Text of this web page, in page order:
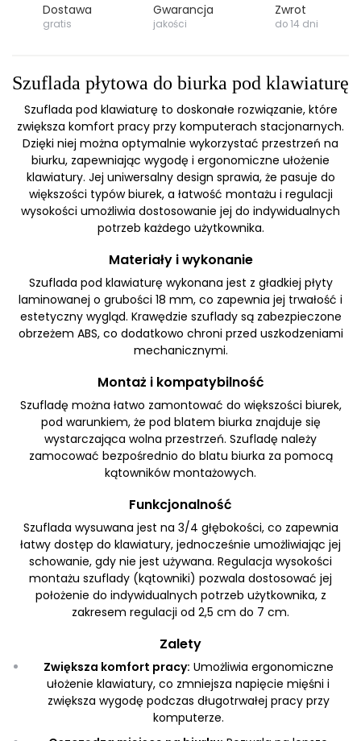
Dostawa
gratis
Gwarancja
jakości
Zwrot
do 14 dni
Szuflada płytowa do biurka pod klawiaturę
Szuflada pod klawiaturę to doskonałe rozwiązanie, które
zwiększa komfort pracy przy komputerach stacjonarnych.
Dzięki niej można optymalnie wykorzystać przestrzeń na
biurku, zapewniając wygodę i ergonomiczne ułożenie
klawiatury. Jej uniwersalny design sprawia, że pasuje do
większości typów biurek, a łatwość montażu i regulacji
wysokości umożliwia dostosowanie jej do indywidualnych
potrzeb każdego użytkownika.
Materiały i wykonanie
Szuflada pod klawiaturę wykonana jest z gładkiej płyty
laminowanej o grubości 18 mm, co zapewnia jej trwałość i
estetyczny wygląd. Krawędzie szuflady są zabezpieczone
obrzeżem ABS, co dodatkowo chroni przed uszkodzeniami
mechanicznymi.
Montaż i kompatybilność
Szufladę można łatwo zamontować do większości biurek,
pod warunkiem, że pod blatem biurka znajduje się
wystarczająca wolna przestrzeń. Szufladę należy
zamocować bezpośrednio do blatu biurka za pomocą
kątowników montażowych.
Funkcjonalność
Szuflada wysuwana jest na 3/4 głębokości, co zapewnia
łatwy dostęp do klawiatury, jednocześnie umożliwiając jej
schowanie, gdy nie jest używana. Regulacja wysokości
montażu szuflady (kątowniki) pozwala dostosować jej
położenie do indywidualnych potrzeb użytkownika, z
zakresem regulacji od 2,5 cm do 7 cm.
Zalety
Zwiększa komfort pracy: Umożliwia ergonomiczne
ułożenie klawiatury, co zmniejsza napięcie mięśni i
zwiększa wygodę podczas długotrwałej pracy przy
komputerze.